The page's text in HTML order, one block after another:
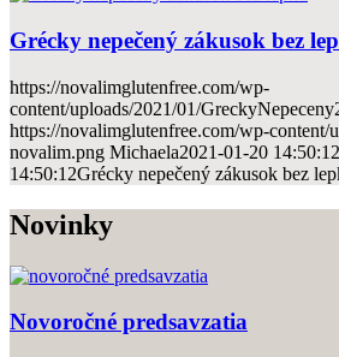
Grécky nepečený zákusok bez
https://novalimglutenfree.com/wp-
content/uploads/2021/01/
https://novalimglutenfree.com/wp-content/
novalim.png Michaela2021-01-20 14:50:12
14:50:12Grécky nepečený zákusok bez
Novinky
Novoročné predsavzatia